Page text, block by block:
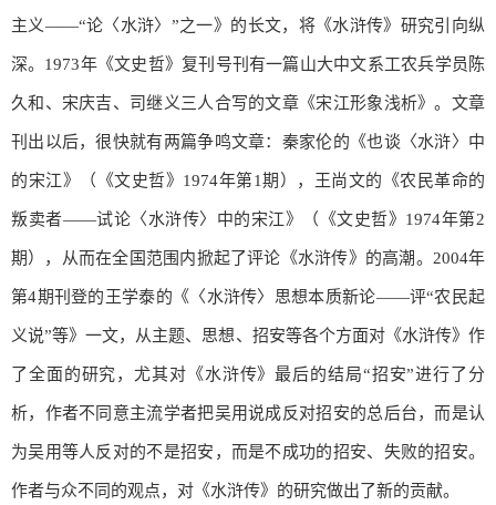
主义——“论〈水浒〉”之一》的长文，将《水浒传》研究引向纵
深。1973年《文史哲》复刊号刊有一篇山大中文系工农兵学员陈
久和、宋庆吉、司继义三人合写的文章《宋江形象浅析》。文章
刊出以后，很快就有两篇争鸣文章：秦家伦的《也谈〈水浒〉中
的宋江》（《文史哲》1974年第1期），王尚文的《农民革命的
叛卖者——试论〈水浒传〉中的宋江》（《文史哲》1974年第2
期），从而在全国范围内掀起了评论《水浒传》的高潮。2004年
第4期刊登的王学泰的《〈水浒传〉思想本质新论——评“农民起
义说”等》一文，从主题、思想、招安等各个方面对《水浒传》作
了全面的研究，尤其对《水浒传》最后的结局“招安”进行了分
析，作者不同意主流学者把吴用说成反对招安的总后台，而是认
为吴用等人反对的不是招安，而是不成功的招安、失败的招安。
作者与众不同的观点，对《水浒传》的研究做出了新的贡献。